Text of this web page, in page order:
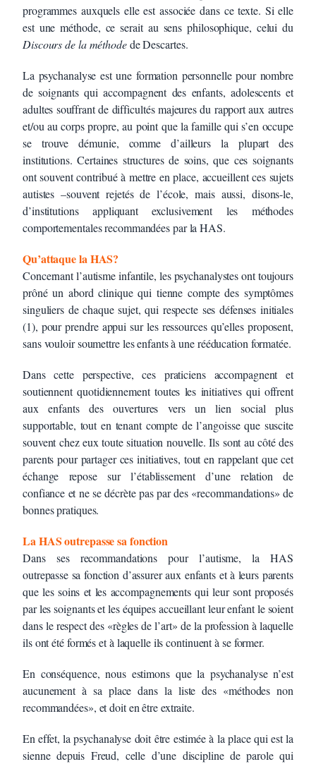
programmes auxquels elle est associée dans ce texte. Si elle
est une méthode, ce serait au sens philosophique, celui du
Discours de la méthodede Descartes.
La psychanalyse est une formation personnelle pour nombre
de soignants qui accompagnent des enfants, adolescents et
adultes souffrant de difficultés majeures du rapport aux autres
et/ou au corps propre, au point que la famille qui s’en occupe
se trouve démunie, comme d’ailleurs la plupart des
institutions. Certaines structures de soins, que ces soignants
ont souvent contribué à mettre en place, accueillent ces sujets
autistes –souvent rejetés de l’école, mais aussi, disons-le,
d’institutions appliquant exclusivement les méthodes
comportementales recommandées par la HAS.
Qu’attaque la HAS?
Concernant l’autisme infantile, les psychanalystes ont toujours
prôné un abord clinique qui tienne compte des symptômes
singuliers de chaque sujet, qui respecte ses défenses initiales
(1), pour prendre appui sur les ressources qu’elles proposent,
sans vouloir soumettre les enfants à une rééducation formatée.
Dans cette perspective, ces praticiens accompagnent et
soutiennent quotidiennement toutes les initiatives qui offrent
aux enfants des ouvertures vers un lien social plus
supportable, tout en tenant compte de l’angoisse que suscite
souvent chez eux toute situation nouvelle. Ils sont au côté des
parents pour partager ces initiatives, tout en rappelant que cet
échange repose sur l’établissement d’une relation de
confiance et ne se décrète pas par des «recommandations» de
bonnes pratiques.
La HAS outrepasse sa fonction
Dans ses recommandations pour l’autisme, la HAS
outrepasse sa fonction d’assurer aux enfants et à leurs parents
que les soins et les accompagnements qui leur sont proposés
par les soignants et les équipes accueillant leur enfant le soient
dans le respect des «règles de l’art» de la profession à laquelle
ils ont été formés et à laquelle ils continuent à se former.
En conséquence, nous estimons que la psychanalyse n’est
aucunement à sa place dans la liste des «méthodes non
recommandées», et doit en être extraite.
En effet, la psychanalyse doit être estimée à la place qui est la
sienne depuis Freud, celle d’une discipline de parole qui